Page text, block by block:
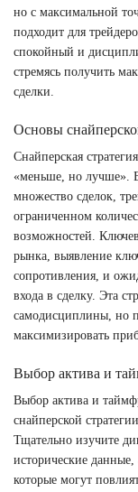
но с максимальной
подходит для
спокойный и
стремясь получить
сделки.
Основы
Снайперская
«меньше, но лучше».
множество сделок,
ограниченном
возможностей.
рынка, выявление
сопротивления, и
входа в сделку. Эта
самодисциплины, но
максимизировать
Выбор актива и
Выбор актива и
снайперской
Тщательно изучите
исторические
которые могут